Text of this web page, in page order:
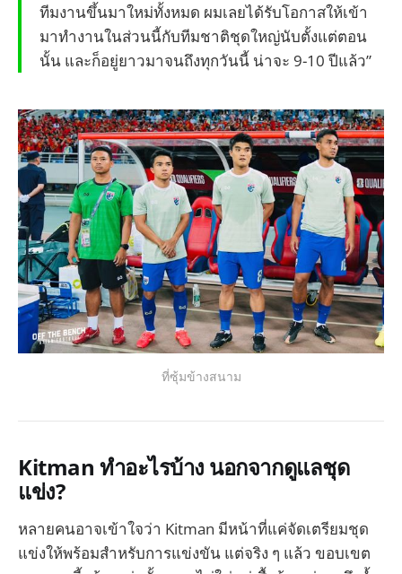
ทีมงานขึ้นมาใหม่ทั้งหมด ผมเลยได้รับโอกาสให้เข้า
มาทำงานในส่วนนี้กับทีมชาติชุดใหญ่นับตั้งแต่ตอน
นั้น และก็อยู่ยาวมาจนถึงทุกวันนี้ น่าจะ 9-10 ปีแล้ว”
ที่ซุ้มข้างสนาม
Kitman ทำอะไรบ้าง นอกจากดูแลชุด
แข่ง?
หลายคนอาจเข้าใจว่า Kitman มีหน้าที่แค่จัดเตรียมชุด
แข่งให้พร้อมสำหรับการแข่งขัน แต่จริง ๆ แล้ว ขอบเขต